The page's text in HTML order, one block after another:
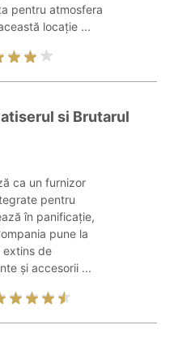
pentru atmosfera
locație ...
si Brutarul
ca un furnizor
pentru
în panificație,
pune la
extins de
și accesorii ...